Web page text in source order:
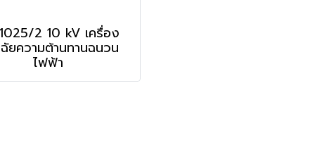
2 10 kV เครื่อง
ยความต้านทานฉนวน
ไฟฟ้า